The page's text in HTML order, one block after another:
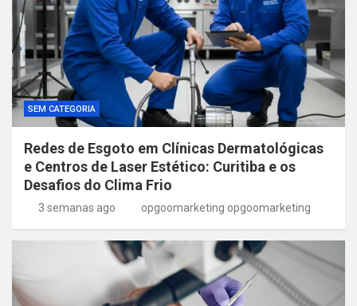
SEM CATEGORIA
Redes de Esgoto em Clínicas Dermatológicas
e Centros de Laser Estético: Curitiba e os
Desafios do Clima Frio
3 semanas ago opgoomarketing opgoomarketing